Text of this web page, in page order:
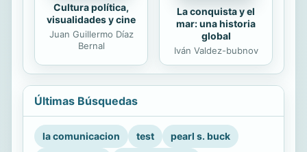
Cultura política,
visualidades y cine
Juan Guillermo Díaz
Bernal
La conquista y el
mar: una historia
global
Iván Valdez-bubnov
Últimas Búsquedas
la comunicacion test
pearl s. buck